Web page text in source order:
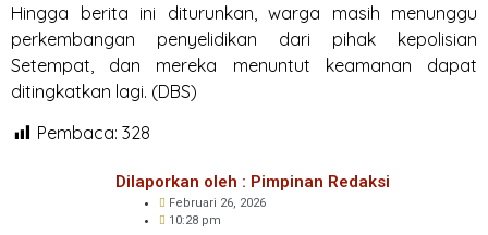
Hingga berita ini diturunkan, warga masih menunggu
perkembangan penyelidikan dari pihak kepolisian
Setempat, dan mereka menuntut keamanan dapat
ditingkatkan lagi. (DBS)
Pembaca: 328
Dilaporkan oleh : Pimpinan Redaksi
Februari 26, 2026
10:28 pm